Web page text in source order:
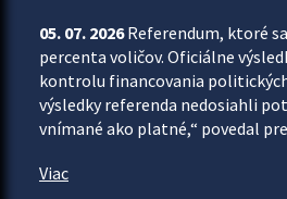
05. 07. 2026Referendum, ktoré
percenta voličov. Oficiálne
kontrolu financovania
výsledky referenda nedosiahli
vnímané ako platné,“ povedal
Viac